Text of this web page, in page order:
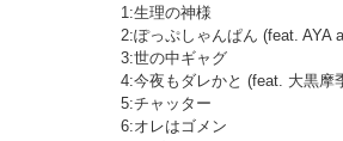
1:生理の神様
2:ぽっぷしゃんぱん (feat. AYA
3:世の中ギャグ
4:今夜もダレかと (feat. 大黒摩
5:チャッター
6:オレはゴメン